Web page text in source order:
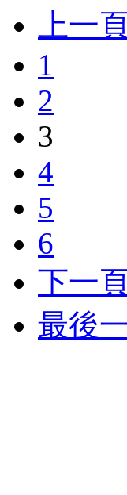
上一
1
2
3
4
5
6
下一
最後